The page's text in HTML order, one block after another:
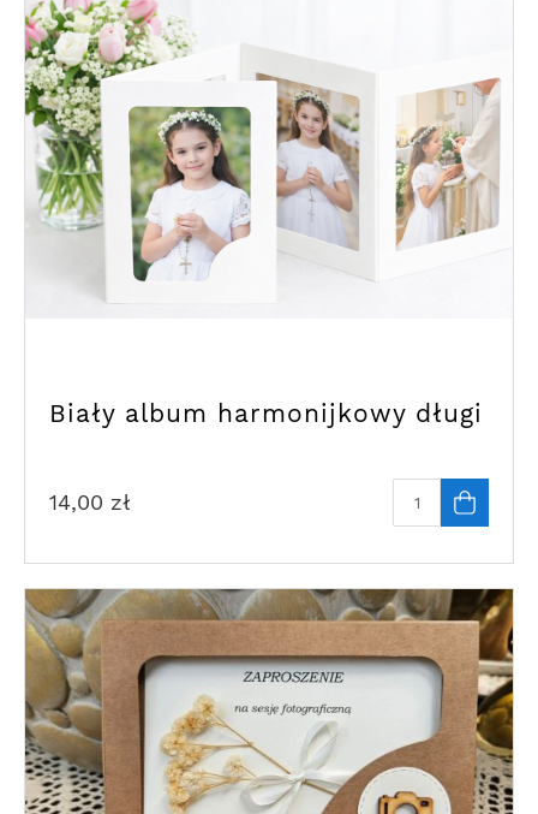
Biały album harmonijkowy długi
14,00 zł